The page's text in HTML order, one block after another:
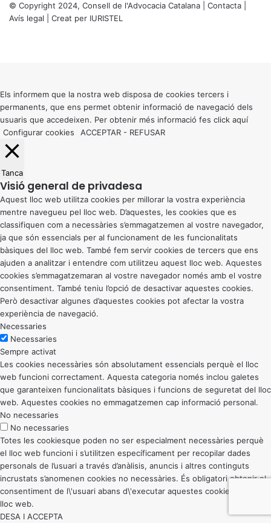
© Copyright 2024, Consell de l'Advocacia Catalana | Contacta
Avís legal | Creat per IURISTEL
button
Els informem que la nostra web disposa de cookies tercers i
permanents, que ens permet obtenir informació de navegació dels
usuaris que accedeixen. Per obtenir més informació fes click aquí
Configurar cookies
ACCEPTAR - REFUSAR
Tanca
Visió general de privadesa
Aquest lloc web utilitza cookies per millorar la vostra experiència
mentre navegueu pel lloc web. D’aquestes, les cookies que es
classifiquen com a necessàries s’emmagatzemen al vostre navegador,
ja que són essencials per al funcionament de les funcionalitats
bàsiques del lloc web. També fem servir cookies de tercers que ens
ajuden a analitzar i entendre com utilitzeu aquest lloc web. Aquestes
cookies s’emmagatzemaran al vostre navegador només amb el vostre
consentiment. També teniu l’opció de desactivar aquestes cookies.
Però desactivar algunes d’aquestes cookies pot afectar la vostra
experiència de navegació.
Necessaries
Necessaries
Sempre activat
Les cookies necessàries són absolutament essencials perquè el lloc
web funcioni correctament. Aquesta categoria només inclou galetes
que garanteixen funcionalitats bàsiques i funcions de seguretat del lloc
web. Aquestes cookies no emmagatzemen cap informació personal.
No necessaries
No necessaries
Totes les cookiesque poden no ser especialment necessàries perquè
el lloc web funcioni i s’utilitzen específicament per recopilar dades
personals de l’usuari a través d’anàlisis, anuncis i altres continguts
incrustats s’anomenen cookies no necessàries. És obligatori obtenir el
consentiment de l\'usuari abans d\'executar aquestes cookies al vostre
lloc web.
DESA I ACCEPTA